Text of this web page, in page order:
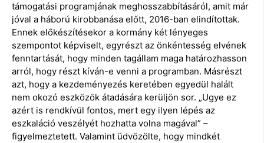
támogatási programjának meghosszabbításáról, amit már
jóval a háború kirobbanása előtt, 2016-ban elindítottak.
Ennek előkészítésekor a kormány két lényeges
szempontot képviselt, egyrészt az önkéntesség elvének
fenntartását, hogy minden tagállam maga határozhasson
arról, hogy részt kíván-e venni a programban. Másrészt
azt, hogy a kezdeményezés keretében egyedül halált
nem okozó eszközök átadására kerüljön sor. „Ugye ez
azért is rendkívül fontos, mert egy ilyen lépés az
eszkaláció veszélyét hozhatta volna magával” –
figyelmeztetett. Valamint üdvözölte, hogy mindkét